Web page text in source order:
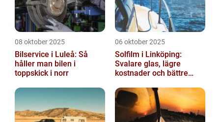
08 oktober 2025
Bilservice i Luleå: Så
håller man bilen i
toppskick i norr
06 oktober 2025
Solfilm i Linköping:
Svalare glas, lägre
kostnader och bättre